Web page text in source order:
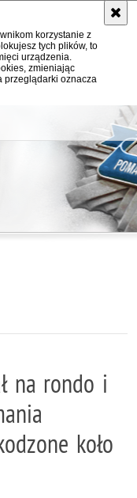
korzystanie z
tych plików, to
urządzenia.
zmieniając
przeglądarki oznacza
na rondo i
koło